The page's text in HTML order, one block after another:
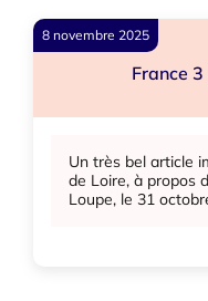
8 novembre 2025
France
Un très bel article
de Loire, à propos
Loupe, le 31